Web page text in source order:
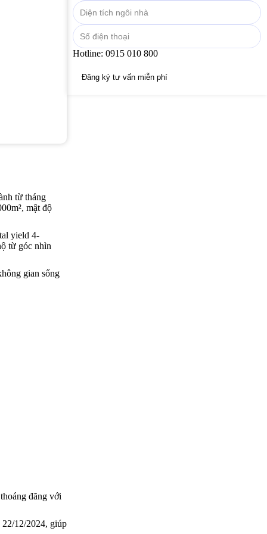
từ tháng
mật độ
yield 4-
từ góc nhìn
gian sống
đãng với
12/2024, giúp
Hotline: 0915 010 800